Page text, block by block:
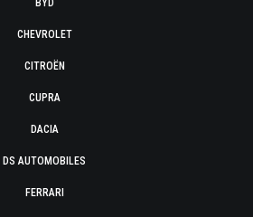
BYD
CHEVROLET
CITROËN
CUPRA
DACIA
DS AUTOMOBILES
FERRARI